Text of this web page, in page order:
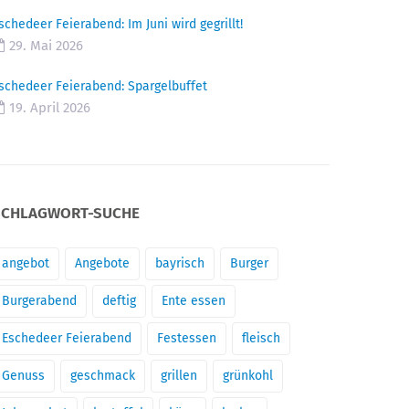
Feierabend: Im Juni wird gegrillt!
29. Mai 2026
Feierabend: Spargelbuffet
19. April 2026
SUCHE
angebot Angebote bayrisch Burger
Burgerabend deftig Ente essen
Eschedeer Feierabend Festessen fleisch
Genuss geschmack grillen grünkohl